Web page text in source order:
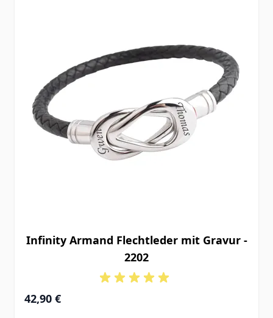
Infinity Armand Flechtleder mit Gravur -
2202
42,90 €